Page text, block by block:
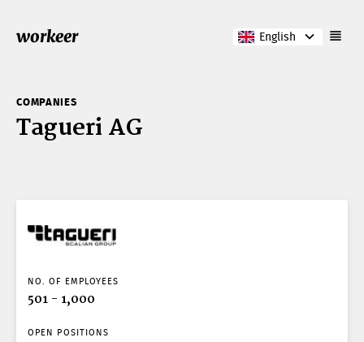
workeer English
COMPANIES
Tagueri AG
NO. OF EMPLOYEES
501 - 1,000
OPEN POSITIONS